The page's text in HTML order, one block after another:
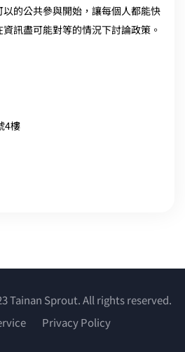
的公共參與開始，讓每個人都能快
訊盡可能對等的情況下討論政策。
4樓
Tainan Sprout. All rights reserved.
Privacy Policy